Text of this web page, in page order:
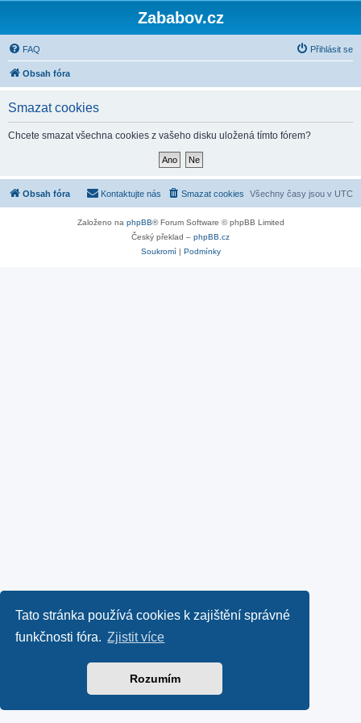
Tato stránka používá cookies k zajištění správné
funkčnosti fóra. Zjistit více
Rozumím
Zababov.cz
FAQ Přihlásit se
Obsah fóra
Smazat cookies
Chcete smazat všechna cookies z vašeho disku uložená tímto fórem?
Obsah fóra Všechny časy jsou v UTC
Smazat cookies
Kontaktujte nás
Založeno na phpBB® Forum Software © phpBB Limited
Český překlad – phpBB.cz
Soukromí| Podmínky